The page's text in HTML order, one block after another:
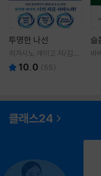
투명한 나선
히가시노 게이고 저/김선
영 역10.0 (55)
슬
바
클래스24